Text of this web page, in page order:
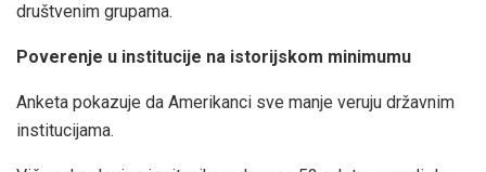
društvenim grupama.
Poverenje u institucije na istorijskom minimumu
Anketa pokazuje da Amerikanci sve manje veruju državnim
institucijama.